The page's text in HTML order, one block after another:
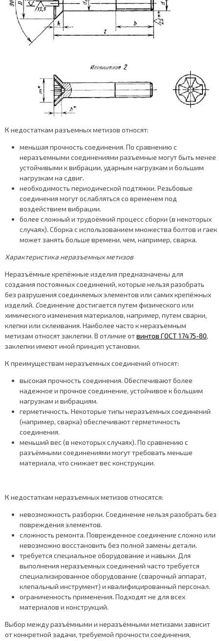
К недостаткам разъемных метизов относят:
меньшая прочность соединения. По сравнению с
неразъемными соединениями разъемные могут быть менее
устойчивыми к вибрации, ударным нагрузкам и большим
нагрузкам на сдвиг.
необходимость периодической подтяжки. Резьбовые
соединения могут ослабляться со временем под
воздействием вибрации.
более сложный и трудоёмкий процесс сборки (в некоторых
случаях). Сборка с использованием множества болтов и гаек
может занять больше времени, чем, например, сварка.
Характеристика неразъемных метизов
Неразъёмные крепёжные изделия предназначены для
создания постоянных соединений, которые нельзя разобрать
без разрушения соединяемых элементов или самих крепёжных
изделий. Соединение достигается путем физического или
химического изменения материалов, например, путем сварки,
клепки или склеивания. Наиболее часто к неразъемным
метизам относят заклепки. В отличие отвинтов ГОСТ 17475-80,
заклепки имеют иной принцип установки.
К преимуществам неразъемных соединений относят:
высокая прочность соединения. Обеспечивают более
надежное и прочное соединение, устойчивое к большим
нагрузкам и вибрациям.
герметичность. Некоторые типы неразъемных соединений
(например, сварка) обеспечивают герметичность
соединения.
меньший вес (в некоторых случаях). По сравнению с
разъёмными соединениями могут требовать меньше
материала, что снижает вес конструкции.
К недостаткам неразъемных метизов относятся:
невозможность разборки. Соединение нельзя разобрать без
повреждения элементов.
сложность ремонта. Поврежденное соединение сложно или
невозможно восстановить без полной замены детали.
требуется специальное оборудование и навыки. Для
выполнения неразъемных соединений часто требуется
специализированное оборудование (сварочный аппарат,
клепальный инструмент) и квалифицированный персонал.
ограниченность применения. Подходят не для всех
материалов и конструкций.
Выбор между разъёмными и неразъёмными метизами зависит
от конкретной задачи, требуемой прочности соединения,